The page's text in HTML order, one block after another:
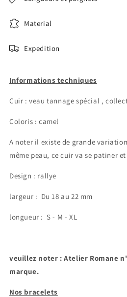
Material
Expedition
Informations techniques
Cuir : veau tannage spécial ,
Coloris : camel
A noter il existe de grande
même peau, ce cuir va se patiner
Design : rallye
largeur : Du 18 au 22 mm
longueur : S - M - XL
veuillez noter : Atelier Romane
marque.
Nos bracelets